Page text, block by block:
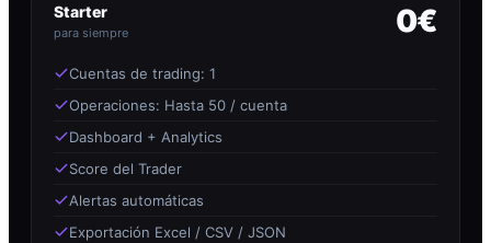
Starter
para siempre 0€
Cuentas de trading: 1
Operaciones: Hasta 50 / cuenta
Dashboard + Analytics
Score del Trader
Alertas automáticas
Exportación Excel / CSV / JSON